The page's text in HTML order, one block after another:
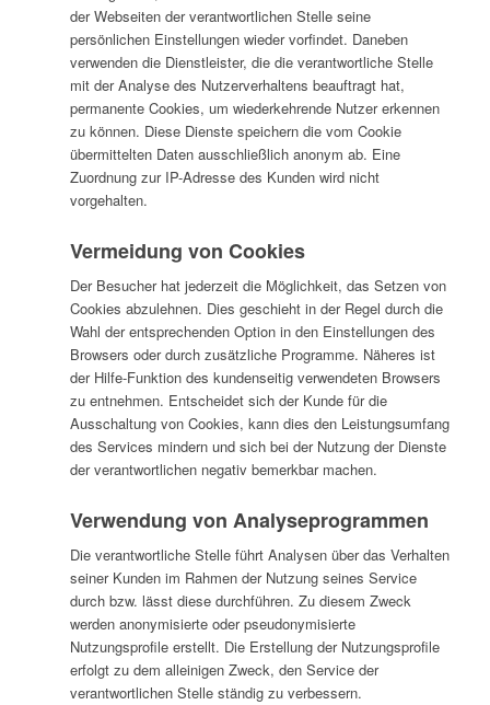
der Webseiten der verantwortlichen Stelle seine
persönlichen Einstellungen wieder vorfindet. Daneben
verwenden die Dienstleister, die die verantwortliche Stelle
mit der Analyse des Nutzerverhaltens beauftragt hat,
permanente Cookies, um wiederkehrende Nutzer erkennen
zu können. Diese Dienste speichern die vom Cookie
übermittelten Daten ausschließlich anonym ab. Eine
Zuordnung zur IP-Adresse des Kunden wird nicht
vorgehalten.
Vermeidung von Cookies
Der Besucher hat jederzeit die Möglichkeit, das Setzen von
Cookies abzulehnen. Dies geschieht in der Regel durch die
Wahl der entsprechenden Option in den Einstellungen des
Browsers oder durch zusätzliche Programme. Näheres ist
der Hilfe-Funktion des kundenseitig verwendeten Browsers
zu entnehmen. Entscheidet sich der Kunde für die
Ausschaltung von Cookies, kann dies den Leistungsumfang
des Services mindern und sich bei der Nutzung der Dienste
der verantwortlichen negativ bemerkbar machen.
Verwendung von Analyseprogrammen
Die verantwortliche Stelle führt Analysen über das Verhalten
seiner Kunden im Rahmen der Nutzung seines Service
durch bzw. lässt diese durchführen. Zu diesem Zweck
werden anonymisierte oder pseudonymisierte
Nutzungsprofile erstellt. Die Erstellung der Nutzungsprofile
erfolgt zu dem alleinigen Zweck, den Service der
verantwortlichen Stelle ständig zu verbessern.